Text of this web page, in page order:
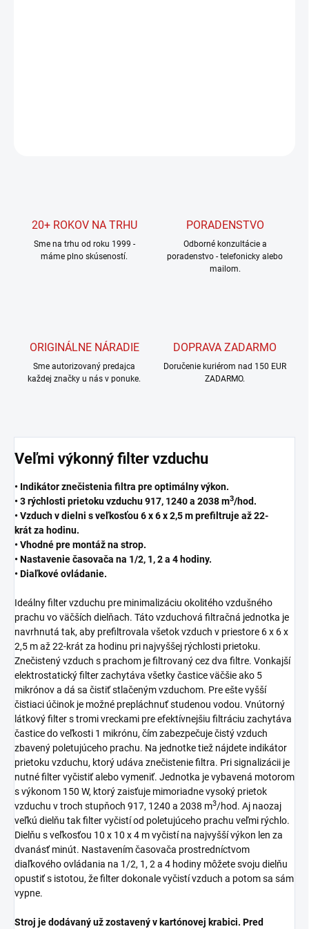
20+ ROKOV NA TRHU
Sme na trhu od roku 1999 -
máme plno skúseností.
PORADENSTVO
Odborné konzultácie a
poradenstvo - telefonicky alebo
mailom.
ORIGINÁLNE NÁRADIE
Sme autorizovaný predajca
každej značky u nás v ponuke.
DOPRAVA ZADARMO
Doručenie kuriérom nad 150 EUR
ZADARMO.
Veľmi výkonný filter vzduchu
• Indikátor znečistenia filtra pre optimálny výkon.
• 3 rýchlosti prietoku vzduchu 917, 1240 a 2038 m3/hod.
• Vzduch v dielni s veľkosťou 6 x 6 x 2,5 m prefiltruje až 22-
krát za hodinu.
• Vhodné pre montáž na strop.
• Nastavenie časovača na 1/2, 1, 2 a 4 hodiny.
• Diaľkové ovládanie.
Ideálny filter vzduchu pre minimalizáciu okolitého vzdušného
prachu vo väčších dielňach. Táto vzduchová filtračná jednotka je
navrhnutá tak, aby prefiltrovala všetok vzduch v priestore 6 x 6 x
2,5 m až 22-krát za hodinu pri najvyššej rýchlosti prietoku.
Znečistený vzduch s prachom je filtrovaný cez dva filtre. Vonkajší
elektrostatický filter zachytáva všetky častice väčšie ako 5
mikrónov a dá sa čistiť stlačeným vzduchom. Pre ešte vyšší
čistiaci účinok je možné prepláchnuť studenou vodou. Vnútorný
látkový filter s tromi vreckami pre efektívnejšiu filtráciu zachytáva
častice do veľkosti 1 mikrónu, čím zabezpečuje čistý vzduch
zbavený poletujúceho prachu. Na jednotke tiež nájdete indikátor
prietoku vzduchu, ktorý udáva znečistenie filtra. Pri signalizácii je
nutné filter vyčistiť alebo vymeniť. Jednotka je vybavená motorom
s výkonom 150 W, ktorý zaisťuje mimoriadne vysoký prietok
vzduchu v troch stupňoch 917, 1240 a 2038 m3/hod. Aj naozaj
veľkú dielňu tak filter vyčistí od poletujúceho prachu veľmi rýchlo.
Dielňu s veľkosťou 10 x 10 x 4 m vyčistí na najvyšší výkon len za
dvanásť minút. Nastavením časovača prostredníctvom
diaľkového ovládania na 1/2, 1, 2 a 4 hodiny môžete svoju dielňu
opustiť s istotou, že filter dokonale vyčistí vzduch a potom sa sám
vypne.
Stroj je dodávaný už zostavený v kartónovej krabici. Pred